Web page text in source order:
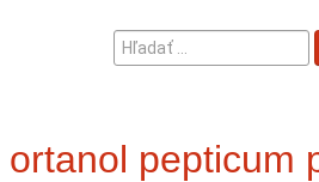
Hľadať
...
pepticum